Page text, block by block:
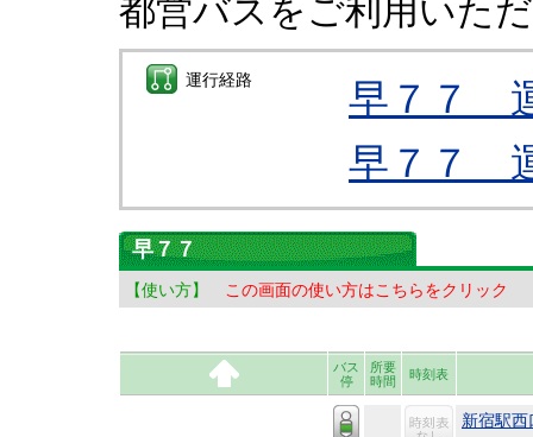
都営バスをご利用いた
運行経路
早７７
早７７
早７７
【使い方】 この画面の使い方はこちらをクリック
バス
停
所要
時間
時刻表
新宿駅西